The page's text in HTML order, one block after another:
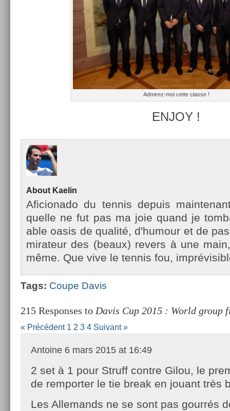
Admirez-moi cette clas­se !
ENJOY !
About Kaelin
Aficionado du ten­nis de­puis
quel­le ne fut pas ma joie quand je
able oasis de qualité, d'humour et de
mirateur des (beaux) re­v­ers à une
même. Que vive le ten­nis fou,
Tags: Coupe Davis
215 Responses to Davis Cup 2015 : World group
« Précédent 1 2 3 4 Suivant »
Antoine 6 mars 2015 at 16:49
2 set à 1 pour Struff contre Gilou, le
de remporter le tie break en jouant très
Les Allemands ne se sont pas gourrés